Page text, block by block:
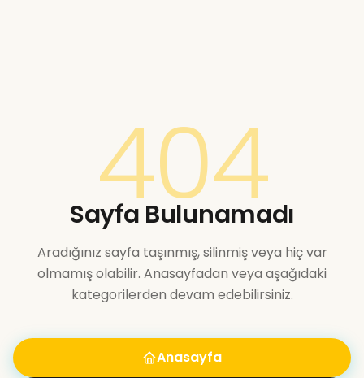
404
Sayfa Bulunamadı
Aradığınız sayfa taşınmış, silinmiş veya hiç var
olmamış olabilir. Anasayfadan veya aşağıdaki
kategorilerden devam edebilirsiniz.
Anasayfa